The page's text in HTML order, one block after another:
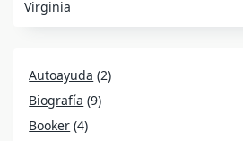
Virginia
Autoayuda (2)
Biografía (9)
Booker (4)